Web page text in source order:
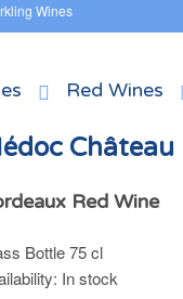
Wines
Red Wines
Château
Red Wine
Bottle 75 cl
In stock